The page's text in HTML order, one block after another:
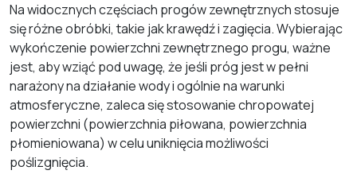
Na widocznych częściach progów zewnętrznych stosuje
się różne obróbki, takie jak krawędź i zagięcia. Wybierając
wykończenie powierzchni zewnętrznego progu, ważne
jest, aby wziąć pod uwagę, że jeśli próg jest w pełni
narażony na działanie wody i ogólnie na warunki
atmosferyczne, zaleca się stosowanie chropowatej
powierzchni (powierzchnia piłowana, powierzchnia
płomieniowana) w celu uniknięcia możliwości
poślizgnięcia.